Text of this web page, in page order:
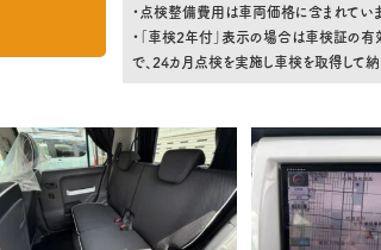
・点検整備費用は車両価格に含まれてい
・「車検2年付」表示の場合は車検証の
で、24カ月点検を実施し車検を取得して